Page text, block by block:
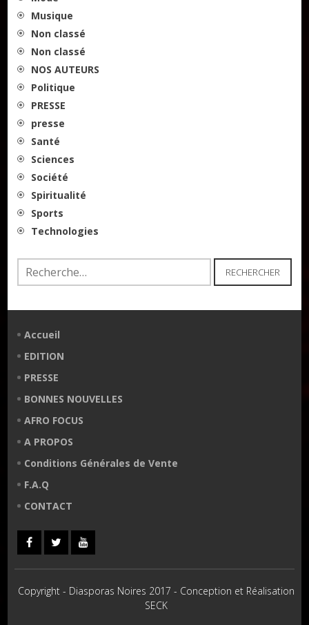
Musique
Non classé
Non classé
NOS AUTEURS
Politique
PRESSE
presse
Santé
Sciences
Société
Spiritualité
Sports
Technologies
Rechercher :
Accueil
EDITION
PRESSE
BONNES NOUVELLES
AFRO FOCUS
A PROPOS
Conditions Générales de Vente
F.A.Q
CONTACT
Copyright - Diasporas Noires 2017 - Conception et Réalisation
SECK